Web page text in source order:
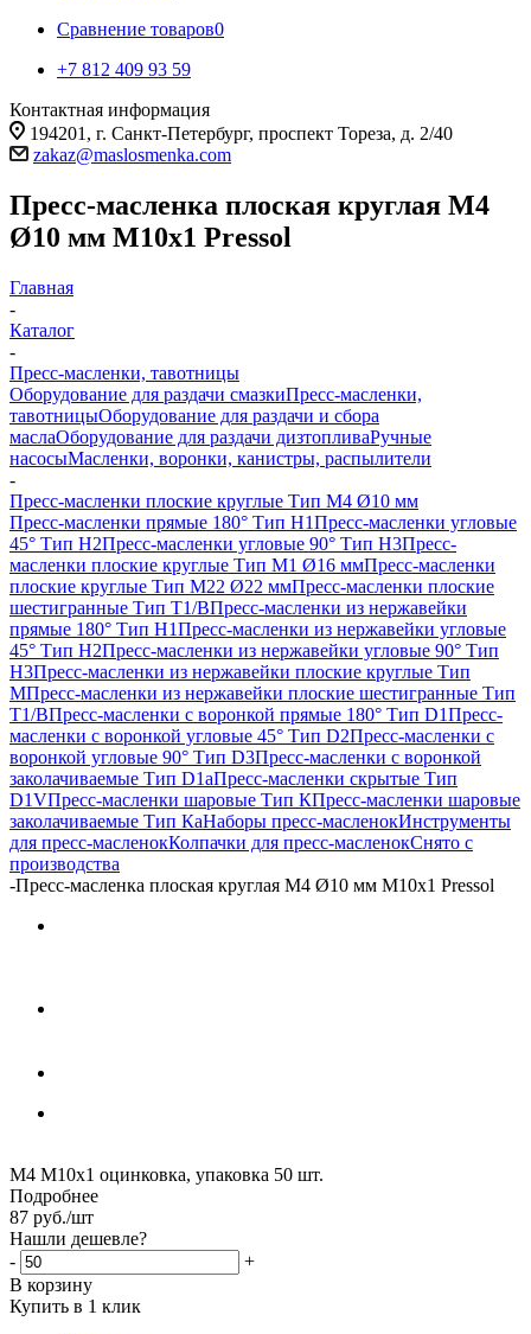
Сравнение товаров0
+7 812 409 93 59
Контактная информация
194201, г. Санкт-Петербург, проспект Тореза, д. 2/40
zakaz@maslosmenka.com
Пресс-масленка плоская круглая М4
Ø10 мм М10х1 Pressol
Главная
-
Каталог
-
Пресс-масленки, тавотницы
Оборудование для раздачи смазкиПресс-масленки,
тавотницыОборудование для раздачи и сбора
маслаОборудование для раздачи дизтопливаРучные
насосыМасленки, воронки, канистры, распылители
-
Пресс-масленки плоские круглые Тип M4 Ø10 мм
Пресс-масленки прямые 180° Тип H1Пресс-масленки угловые
45° Тип H2Пресс-масленки угловые 90° Тип H3Пресс-
масленки плоские круглые Тип M1 Ø16 ммПресс-масленки
плоские круглые Тип M22 Ø22 ммПресс-масленки плоские
шестигранные Тип T1/BПресс-масленки из нержавейки
прямые 180° Тип H1Пресс-масленки из нержавейки угловые
45° Тип H2Пресс-масленки из нержавейки угловые 90° Тип
H3Пресс-масленки из нержавейки плоские круглые Тип
MПресс-масленки из нержавейки плоские шестигранные Тип
T1/BПресс-масленки с воронкой прямые 180° Тип D1Пресс-
масленки с воронкой угловые 45° Тип D2Пресс-масленки с
воронкой угловые 90° Тип D3Пресс-масленки с воронкой
заколачиваемые Тип D1aПресс-масленки скрытые Тип
D1VПресс-масленки шаровые Тип КПресс-масленки шаровые
заколачиваемые Тип КaНаборы пресс-масленокИнструменты
для пресс-масленокКолпачки для пресс-масленокСнято с
производства
-Пресс-масленка плоская круглая М4 Ø10 мм М10х1 Pressol
М4 М10х1 оцинковка, упаковка 50 шт.
Подробнее
87 руб./шт
Нашли дешевле?
-
+
В корзину
Купить в 1 клик